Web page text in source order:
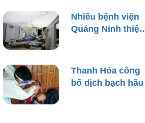
Nhiều bệnh viện
Quảng Ninh thiệt
Yagi
Thanh Hóa công
bố dịch bạch hầu